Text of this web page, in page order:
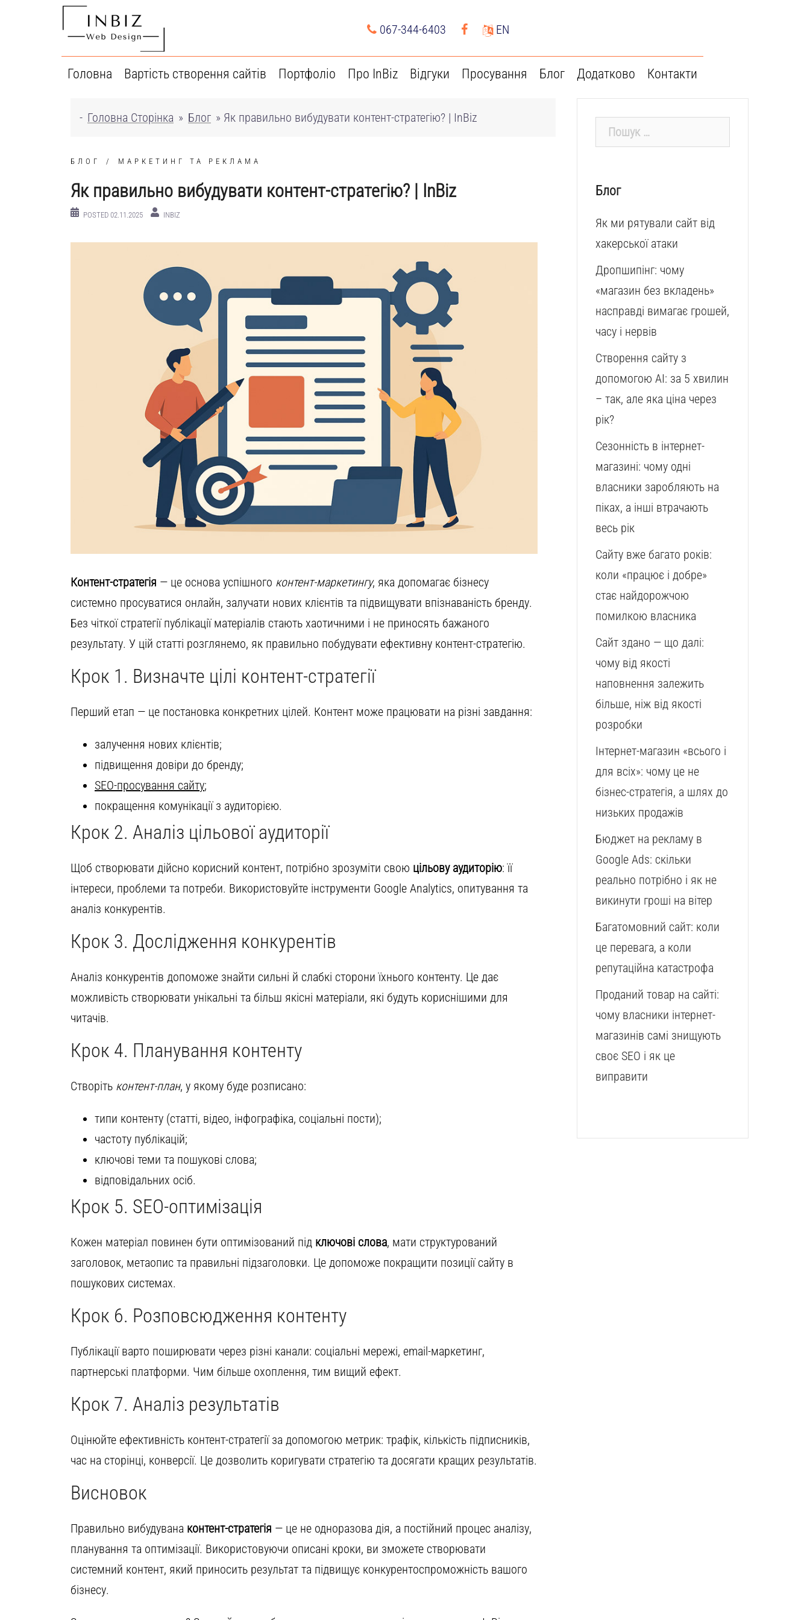
067-344-6403 EN
Головна Вартість створення сайтів Портфоліо Про InBiz Відгуки Просування Блог Додатково Контакти
- Головна Сторінка » Блог » Як правильно вибудувати контент-стратегію? | InBiz
БЛОГ МАРКЕТИНГ ТА РЕКЛАМА
Як правильно вибудувати контент-стратегію? | InBiz
POSTED 02.11.2025 INBIZ
Контент-стратегія — це основа успішного контент-маркетингу, яка допомагає бізнесу
системно просуватися онлайн, залучати нових клієнтів та підвищувати впізнаваність бренду.
Без чіткої стратегії публікації матеріалів стають хаотичними і не приносять бажаного
результату. У цій статті розглянемо, як правильно побудувати ефективну контент-стратегію.
Крок 1. Визначте цілі контент-стратегії
Перший етап — це постановка конкретних цілей. Контент може працювати на різні завдання:
залучення нових клієнтів;
підвищення довіри до бренду;
SEO-просування сайту;
покращення комунікації з аудиторією.
Крок 2. Аналіз цільової аудиторії
Щоб створювати дійсно корисний контент, потрібно зрозуміти свою цільову аудиторію: її
інтереси, проблеми та потреби. Використовуйте інструменти Google Analytics, опитування та
аналіз конкурентів.
Крок 3. Дослідження конкурентів
Аналіз конкурентів допоможе знайти сильні й слабкі сторони їхнього контенту. Це дає
можливість створювати унікальні та більш якісні матеріали, які будуть кориснішими для
читачів.
Крок 4. Планування контенту
Створіть контент-план, у якому буде розписано:
типи контенту (статті, відео, інфографіка, соціальні пости);
частоту публікацій;
ключові теми та пошукові слова;
відповідальних осіб.
Крок 5. SEO-оптимізація
Кожен матеріал повинен бути оптимізований під ключові слова, мати структурований
заголовок, метаопис та правильні підзаголовки. Це допоможе покращити позиції сайту в
пошукових системах.
Крок 6. Розповсюдження контенту
Публікації варто поширювати через різні канали: соціальні мережі, email-маркетинг,
партнерські платформи. Чим більше охоплення, тим вищий ефект.
Крок 7. Аналіз результатів
Оцінюйте ефективність контент-стратегії за допомогою метрик: трафік, кількість підписників,
час на сторінці, конверсії. Це дозволить коригувати стратегію та досягати кращих результатів.
Висновок
Правильно вибудувана контент-стратегія — це не одноразова дія, а постійний процес аналізу,
планування та оптимізації. Використовуючи описані кроки, ви зможете створювати
системний контент, який приносить результат та підвищує конкурентоспроможність вашого
бізнесу.
Пошук:
Блог
Як ми рятували сайт від
хакерської атаки
Дропшипінг: чому
«магазин без вкладень»
насправді вимагає грошей,
часу і нервів
Створення сайту з
допомогою AI: за 5 хвилин
– так, але яка ціна через
рік?
Сезонність в інтернет-
магазині: чому одні
власники заробляють на
піках, а інші втрачають
весь рік
Сайту вже багато років:
коли «працює і добре»
стає найдорожчою
помилкою власника
Сайт здано — що далі:
чому від якості
наповнення залежить
більше, ніж від якості
розробки
Інтернет-магазин «всього і
для всіх»: чому це не
бізнес-стратегія, а шлях до
низьких продажів
Бюджет на рекламу в
Google Ads: скільки
реально потрібно і як не
викинути гроші на вітер
Багатомовний сайт: коли
це перевага, а коли
репутаційна катастрофа
Проданий товар на сайті:
чому власники інтернет-
магазинів самі знищують
своє SEO і як це
виправити